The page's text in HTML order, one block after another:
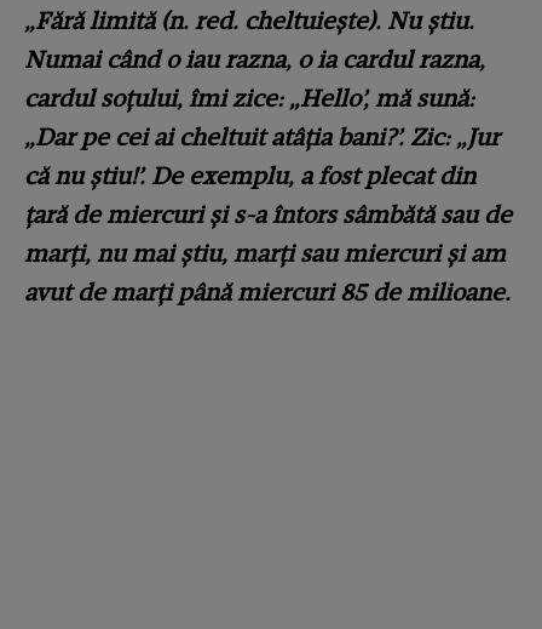
„Fără limită (n. red. cheltuiește). Nu știu.
Numai când o iau razna, o ia cardul razna,
cardul soțului, îmi zice: „Hello’, mă sună:
„Dar pe cei ai cheltuit atâția bani?’. Zic: „Jur
că nu știu!’. De exemplu, a fost plecat din
țară de miercuri și s-a întors sâmbătă sau de
marți, nu mai știu, marți sau miercuri și am
avut de marți până miercuri 85 de milioane.